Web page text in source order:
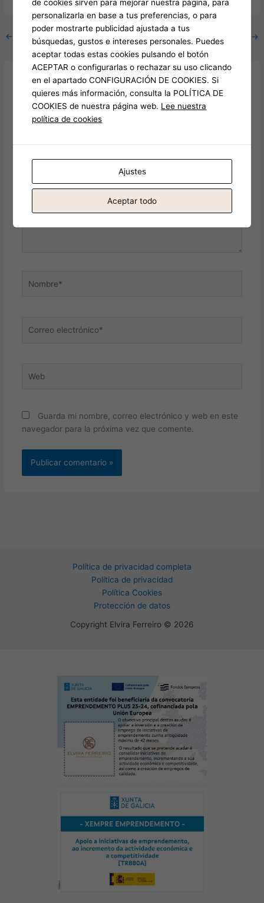
← Entrada anterior Entrada siguiente →
Deja un comentario
Tu dirección de correo electrónico no será publicada.
campos obligatorios están marcados con
electrónico*
Guarda mi nombre, correo electrónico y web en este
navegador para la próxima vez que comente.
Política de privacidad completa
Política de privacidad
Política Cookies
Protección de datos
Copyright Elvira Ferreiro © 2026
de cookies sirven para mejorar nuestra página, para
personalizarla en base a tus preferencias, o para
poder mostrarte publicidad ajustada a tus
búsquedas, gustos e intereses personales. Puedes
aceptar todas estas cookies pulsando el botón
ACEPTAR o configurarlas o rechazar su uso clicando
en el apartado CONFIGURACIÓN DE COOKIES. Si
quieres más información, consulta la POLÍTICA DE
COOKIES de nuestra página web. Lee nuestra
política de cookies
Ajustes
Aceptar todo